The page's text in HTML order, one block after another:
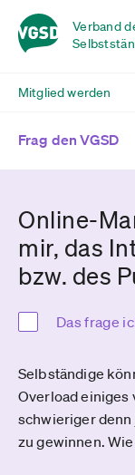
Verband
Mitglied werden
Frag den VGSD
Online-
mir, das
bzw. des
Das frage
Selbständige
Overload einiges
schwieriger
zu gewinnen.